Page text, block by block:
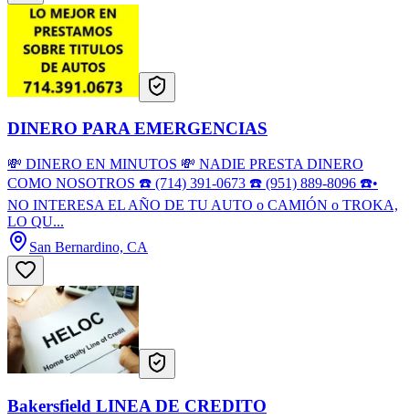
DINERO PARA EMERGENCIAS
💸 DINERO EN MINUTOS 💸 NADIE PRESTA DINERO
COMO NOSOTROS ☎️ (714) 391-0673 ☎️ (951) 889-8096 ☎️•
NO INTERESA EL AÑO DE TU AUTO o CAMIÓN o TROKA,
LO QU...
San Bernardino, CA
Bakersfield LINEA DE CREDITO